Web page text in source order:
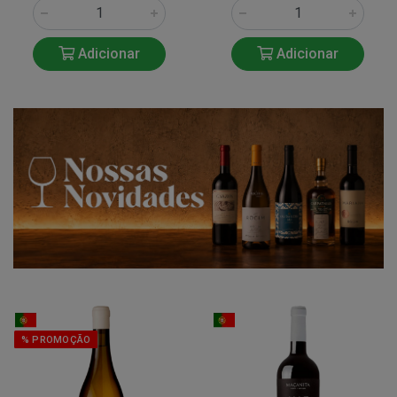
Adicionar Adicionar
% PROMOÇÃO